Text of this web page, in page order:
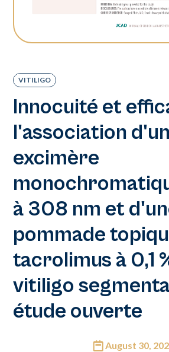
VITILIGO
Innocuité et
l'association d'un
excimère
à 308 nm et
pommade
tacrolimus à 0,1
vitiligo
étude ouverte
August 30,